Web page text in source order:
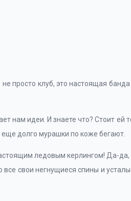
просто клуб, это настоящая
нам идеи. И знаете что? Стоит ей
еще долго мурашки по коже бегают.
ледовым керлингом! Да-
свои негнущиеся спины и